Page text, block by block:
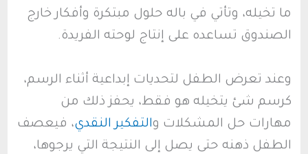
ما تخيله، وتأتي في باله حلول مبتكرة وأفكار خارج
الصندوق تساعده على إنتاج لوحته الفريدة.
وعند تعرض الطفل لتحديات إبداعية أثناء الرسم،
كرسم شئ يتخيله هو فقط، يحفز ذلك من
مهارات حل المشكلات والتفكير النقدي، فيعصف
الطفل ذهنه حتى يصل إلى النتيجة التي يرجوها،